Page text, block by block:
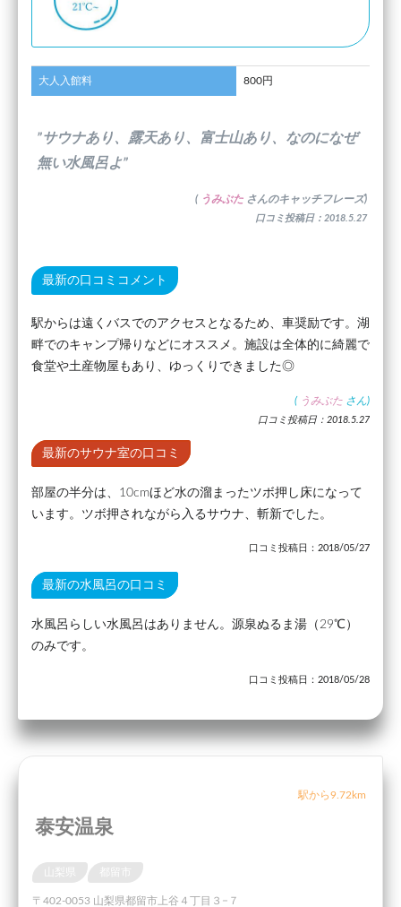
大人入館料 800円
”サウナあり、露天あり、富士山あり、なのになぜ
無い水風呂よ”
( うみぶた さんのキャッチフレーズ)
口コミ投稿日：2018.5.27
最新の口コミコメント
駅からは遠くバスでのアクセスとなるため、車奨励です。湖
畔でのキャンプ帰りなどにオススメ。施設は全体的に綺麗で
食堂や土産物屋もあり、ゆっくりできました◎
( うみぶた さん)
口コミ投稿日：2018.5.27
最新のサウナ室の口コミ
部屋の半分は、10cmほど水の溜まったツボ押し床になって
います。ツボ押されながら入るサウナ、斬新でした。
口コミ投稿日：2018/05/27
最新の水風呂の口コミ
水風呂らしい水風呂はありません。源泉ぬるま湯（29℃）
のみです。
口コミ投稿日：2018/05/28
駅から9.72km
泰安温泉
山梨県 都留市
〒402-0053 山梨県都留市上谷４丁目３−７